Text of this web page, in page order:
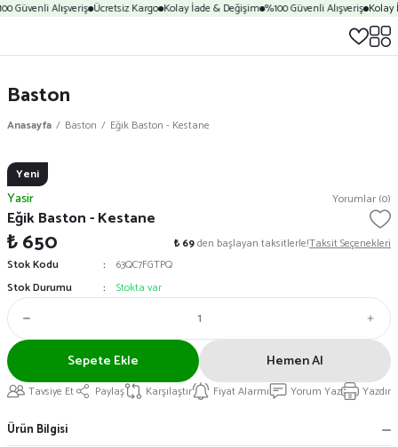
Güvenli Alışveriş Ücretsiz Kargo Kolay İade & Değişim %100 Güvenli Alışveriş Kolay
Baston
Anasayfa Baston Eğik Baston - Kestane
Yeni
Yasir Yorumlar (0)
Eğik Baston - Kestane
₺ 650 ₺ 69den başlayan taksitlerle!Taksit Seçenekleri
Stok Kodu
63QC7FGTPQ
Stok Durumu
Stokta var
Sepete Ekle Hemen Al
Tavsiye Et Paylaş Karşılaştır Fiyat Alarmı Yorum Yaz Yazdır
Ürün Bilgisi